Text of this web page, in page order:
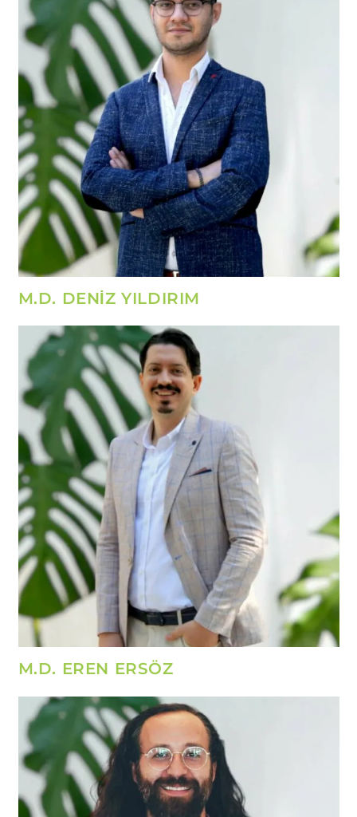
M.D. DENİZ YILDIRIM
M.D. EREN ERSÖZ